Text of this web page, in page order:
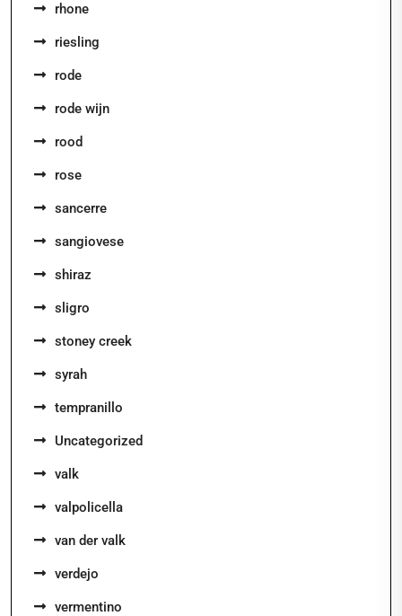
rhone
riesling
rode
rode wijn
rood
rose
sancerre
sangiovese
shiraz
sligro
stoney creek
syrah
tempranillo
Uncategorized
valk
valpolicella
van der valk
verdejo
vermentino